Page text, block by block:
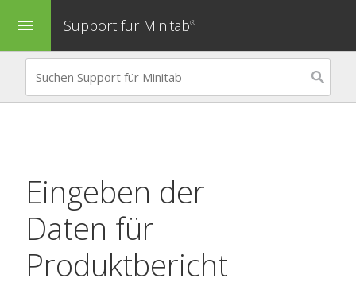
menu Support für Minitab®
Eingeben der
Daten für
Produktbericht